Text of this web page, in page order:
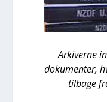
Arki­ver­ne
doku­men­ter,
til­ba­ge